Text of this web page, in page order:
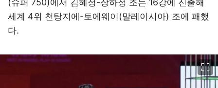
(슈퍼 750)에서 김혜정-장하정 조는 16강에 진출해
세계 4위 천탕지에-토에웨이(말레이시아) 조에 패했
다.